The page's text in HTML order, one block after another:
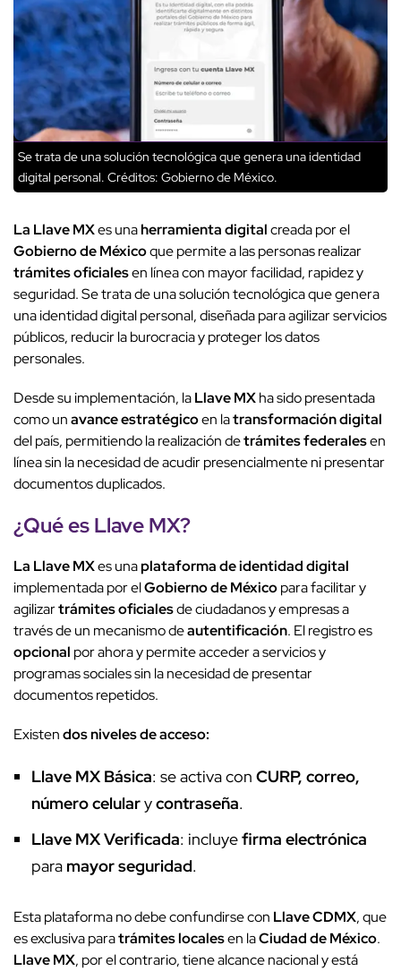
Se trata de una solución tecnológica que genera una identidad
digital personal. Créditos: Gobierno de México.
La Llave MXes unaherramienta digitalcreada por el
Gobierno de Méxicoque permite a las personas realizar
trámites oficialesen línea con mayor facilidad, rapidez y
seguridad. Se trata de una solución tecnológica que genera
una identidad digital personal, diseñada para agilizar servicios
públicos, reducir la burocracia y proteger los datos
personales.
Desde su implementación, laLlave MXha sido presentada
como unavance estratégicoen latransformación digital
del país, permitiendo la realización detrámites federalesen
línea sin la necesidad de acudir presencialmente ni presentar
documentos duplicados.
¿Qué esLlave MX?
La Llave MXes unaplataforma de identidad digital
implementada por elGobierno de Méxicopara facilitar y
agilizartrámites oficialesde ciudadanos y empresas a
través de un mecanismo deautentificación. El registro es
opcional por ahora y permite acceder a servicios y
programas sociales sin la necesidad de presentar
documentos repetidos.
Existendos niveles de acceso:
Llave MX Básica: se activa con CURP, correo,
número celularycontraseña.
Llave MX Verificada: incluyefirma electrónica
para mayor seguridad.
Esta plataforma no debe confundirse con Llave CDMX, que
es exclusiva paratrámites localesen laCiudad de México.
Llave MX, por el contrario, tiene alcance nacional y está